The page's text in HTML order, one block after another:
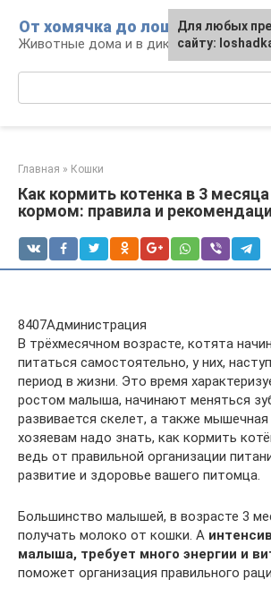
контенту
От хомячка до лошади
Животные дома и в дикой природе
Главная » Кошки
Как кормить котенка в 3
кормом: правила и
8407Администрация
В трёхмесячном возрасте, котята
питаться самостоятельно, у них,
период в жизни. Это время
ростом малыша, начинают меняться
развивается скелет, а также
хозяевам надо знать, как кормить
ведь от правильной организации
развитие и здоровье вашего питомца.
Большинство малышей, в возрасте 3
получать молоко от кошки. А
малыша, требует много энергии и
поможет организация правильного
Для любых
сайту: